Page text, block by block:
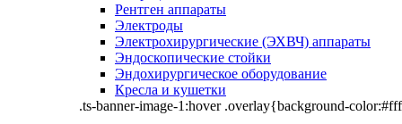
Рентген аппараты
Электроды
Электрохирургические (ЭХВЧ) аппараты
Эндоскопические стойки
Эндохирургическое оборудование
Кресла и кушетки
.ts-banner-image-1:hover .overlay{background-